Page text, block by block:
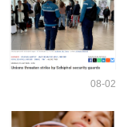
08-02